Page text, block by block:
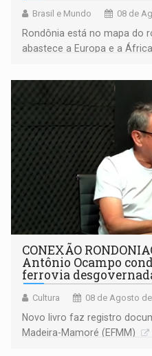
Brasil e Mundo 08 de
Rondônia está no mapa do
abastece a Europa e a África
CONEXÃO
Antônio Ocampo
ferrovia
Cultura 08 de Agosto
Novo livro faz registro
Madeira-Mamoré (EFMM)